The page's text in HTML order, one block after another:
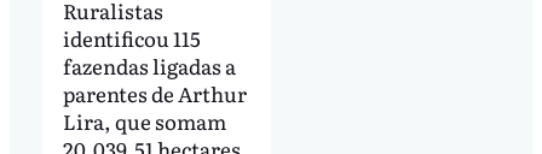
Ruralistas
identificou 115
fazendas ligadas a
parentes de Arthur
Lira, que somam